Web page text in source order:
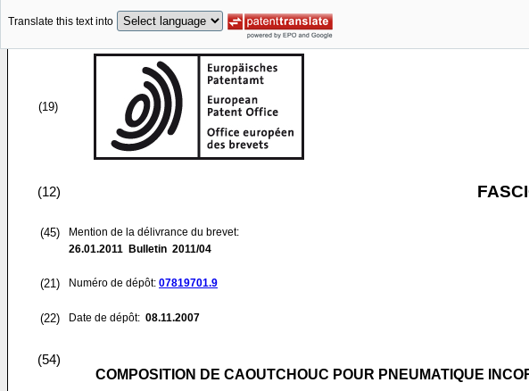
Translate this text into
(19)
(12)
(45)
Mention de la délivrance du brevet:
26.01.2011 Bulletin 2011/04
(21) Numéro de dépôt: 07819701.9
(22) Date de dépôt: 08.11.2007
(54)
COMPOSITION DE CAOUTCHOUC POUR PNEUMATIQUE